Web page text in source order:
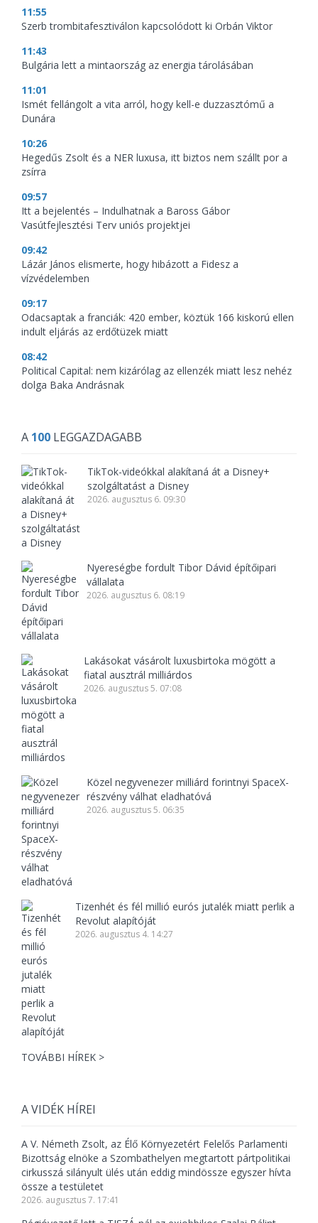
11:55
Szerb trombitafesztiválon kapcsolódott ki Orbán Viktor
11:43
Bulgária lett a mintaország az energia tárolásában
11:01
Ismét fellángolt a vita arról, hogy kell-e duzzasztómű a
Dunára
10:26
Hegedűs Zsolt és a NER luxusa, itt biztos nem szállt por a
zsírra
09:57
Itt a bejelentés – Indulhatnak a Baross Gábor
Vasútfejlesztési Terv uniós projektjei
09:42
Lázár János elismerte, hogy hibázott a Fidesz a
vízvédelemben
09:17
Odacsaptak a franciák: 420 ember, köztük 166 kiskorú ellen
indult eljárás az erdőtüzek miatt
08:42
Political Capital: nem kizárólag az ellenzék miatt lesz nehéz
dolga Baka Andrásnak
A 100 LEGGAZDAGABB
TikTok-videókkal alakítaná át a Disney+
szolgáltatást a Disney
2026. augusztus 6. 09:30
Nyereségbe fordult Tibor Dávid építőipari
vállalata
2026. augusztus 6. 08:19
Lakásokat vásárolt luxusbirtoka mögött a
fiatal ausztrál milliárdos
2026. augusztus 5. 07:08
Közel negyvenezer milliárd forintnyi SpaceX-
részvény válhat eladhatóvá
2026. augusztus 5. 06:35
Tizenhét és fél millió eurós jutalék miatt perlik a
Revolut alapítóját
2026. augusztus 4. 14:27
TOVÁBBI HÍREK >
A VIDÉK HÍREI
A V. Németh Zsolt, az Élő Környezetért Felelős Parlamenti
Bizottság elnöke a Szombathelyen megtartott pártpolitikai
cirkusszá silányult ülés után eddig mindössze egyszer hívta
össze a testületet
2026. augusztus 7. 17:41